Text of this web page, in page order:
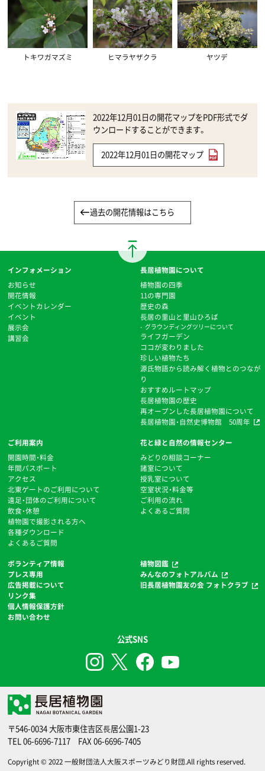
トキワガマズミ ヒマラヤザクラ ヤツデ
2022年12月01日の開花マップをPDF形式でダ
ウンロードすることができます。
2022年12月01日の開花マップ
過去の開花情報はこちら
インフォメーション
お知らせ
開花情報
イベントカレンダー
イベント
展示会
講習会
長居植物園について
植物園の四季
11の専門園
歴史の森
⻑居の里山と里山ひろば
グラウンディングツリーについて
ライフガーデン
ココが変わりました
珍しい植物たち
源氏物語から読み解く植物とのつなが
り
おすすめルートマップ
⻑居植物園の歴史
再オープンした長居植物園について
長居植物園・自然史博物館 50周年
ご利用案内
開園時間・料金
年間パスポート
アクセス
北東ゲートのご利用について
遠足・団体のご利用について
飲食・休憩
植物園で撮影される方へ
各種ダウンロード
よくあるご質問
花と緑と自然の情報センター
みどりの相談コーナー
諸室について
授乳室について
空室状況・料金等
ご利用の流れ
よくあるご質問
ボランティア情報
プレス専用
広告掲載について
リンク集
個人情報保護方針
お問い合わせ
植物図鑑
みんなのフォトアルバム
旧長居植物園友の会 フォトクラブ
公式SNS
〒546-0034 大阪市東住吉区⻑居公園1-23
TEL06-6696-7117 FAX 06-6696-7405
Copyright © 2022一般財団法人大阪スポーツみどり財団.All rights reserved.